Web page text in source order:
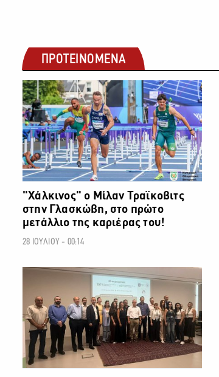
ΠΡΟΤΕΙΝΟΜΕΝΑ
ΑΛΛΑ ΣΠΟΡ
"Χάλκινος" ο Μίλαν Τραϊκοβιτς
στην Γλασκώβη, στο πρώτο
μετάλλιο της καριέρας του!
28 ΙΟΥΛΙΟΥ - 00:14
ΑΛΛΑ ΣΠΟΡ